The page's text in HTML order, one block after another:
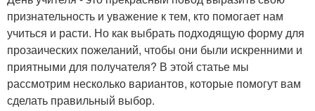
признательность и уважение к тем, кто помогает нам
учиться и расти. Но как выбрать подходящую форму для
прозаических пожеланий, чтобы они были искренними и
приятными для получателя? В этой статье мы
рассмотрим несколько вариантов, которые помогут вам
сделать правильный выбор.